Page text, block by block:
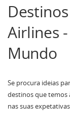
Airlines
Mundo
Se procura ideias
destinos que temos
nas suas expetativas.